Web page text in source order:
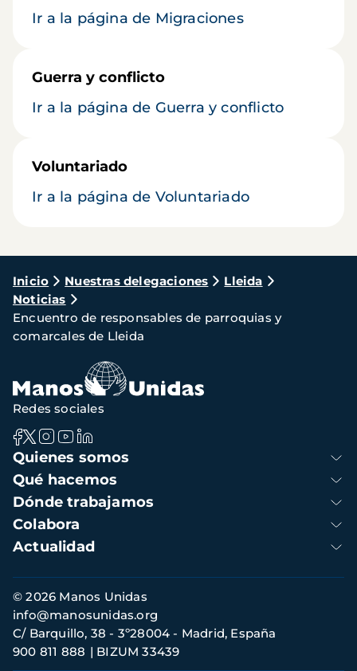
Ir a la página de Migraciones
Guerra y conflicto
Ir a la página de Guerra y conflicto
Voluntariado
Ir a la página de Voluntariado
Ruta
de
navegación
Inicio Nuestras delegaciones
Lleida
Noticias
Encuentro de responsables de parroquias y
comarcales de Lleida
Navegación
principal
Quienes somos
Qué hacemos
Dónde trabajamos
Colabora
Actualidad
Redes sociales
Información
de
contacto
© 2026 Manos Unidas
C/ Barquillo, 38 - 3º28004 - Madrid, España
900 811 888
BIZUM 33439
info@manosunidas.org